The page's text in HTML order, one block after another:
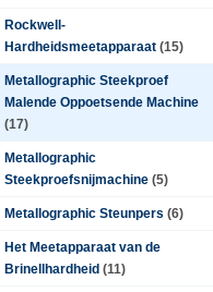
Rockwell-
Hardheidsmeetapparaat (15)
Metallographic Steekproef
Malende Oppoetsende Machine
(17)
Metallographic
Steekproefsnijmachine (5)
Metallographic Steunpers (6)
Het Meetapparaat van de
Brinellhardheid (11)